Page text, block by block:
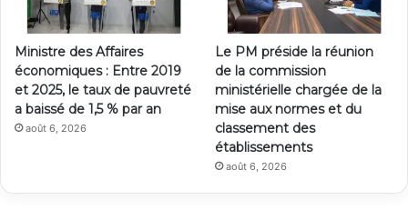
Ministre des Affaires
économiques : Entre 2019
et 2025, le taux de pauvreté
a baissé de 1,5 % par an
août 6, 2026
Le PM préside la réunion
de la commission
ministérielle chargée de la
mise aux normes et du
classement des
établissements
août 6, 2026